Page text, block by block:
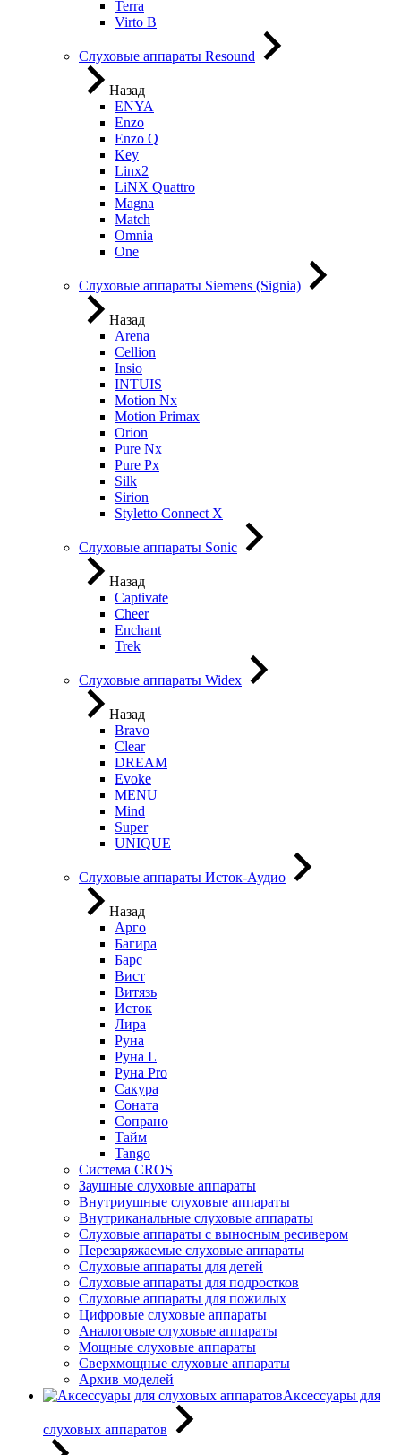
Terra
Virto B
Слуховые аппараты Resound
Назад
ENYA
Enzo
Enzo Q
Key
Linx2
LiNX Quattro
Magna
Match
Omnia
One
Слуховые аппараты Siemens (Signia)
Назад
Arena
Cellion
Insio
INTUIS
Motion Nx
Motion Primax
Orion
Pure Nx
Pure Px
Silk
Sirion
Styletto Connect X
Слуховые аппараты Sonic
Назад
Captivate
Cheer
Enchant
Trek
Слуховые аппараты Widex
Назад
Bravo
Clear
DREAM
Evoke
MENU
Mind
Super
UNIQUE
Слуховые аппараты Исток-Аудио
Назад
Арго
Багира
Барс
Вист
Витязь
Исток
Лира
Руна
Руна L
Руна Pro
Сакура
Соната
Сопрано
Тайм
Tango
Система CROS
Заушные слуховые аппараты
Внутриушные слуховые аппараты
Внутриканальные слуховые аппараты
Слуховые аппараты с выносным ресивером
Перезаряжаемые слуховые аппараты
Слуховые аппараты для детей
Слуховые аппараты для подростков
Слуховые аппараты для пожилых
Цифровые слуховые аппараты
Аналоговые слуховые аппараты
Мощные слуховые аппараты
Сверхмощные слуховые аппараты
Архив моделей
Аксессуары для
слуховых аппаратов